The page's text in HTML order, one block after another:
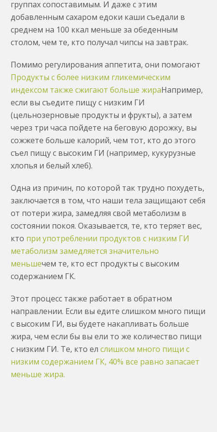
группах сопоставимым. И даже с этим
добавленным сахаром едоки каши съедали в
среднем на 100 ккал меньше за обеденным
столом, чем те, кто получал чипсы на завтрак.
Помимо регулирования аппетита, они помогают
Продукты с более низким гликемическим
индексом также сжигают больше жираНапример,
если вы съедите пищу с низким ГИ
(цельнозерновые продукты и фрукты), а затем
через три часа пойдете на беговую дорожку, вы
сожжете больше калорий, чем тот, кто до этого
съел пищу с высоким ГИ (например, кукурузные
хлопья и белый хлеб).
Одна из причин, по которой так трудно похудеть,
заключается в том, что наши тела защищают себя
от потери жира, замедляя свой метаболизм в
состоянии покоя. Оказывается, те, кто теряет вес,
кто при употреблении продуктов с низким ГИ
метаболизм замедляется значительно
меньшечем те, кто ест продукты с высоким
содержанием ГК.
Этот процесс также работает в обратном
направлении. Если вы едите слишком много пищи
с высоким ГИ, вы будете накапливать больше
жира, чем если бы вы ели то же количество пищи
с низким ГИ. Те, кто елслишком много пищи с
низким содержанием ГК, 40% все равно запасает
меньше жира.